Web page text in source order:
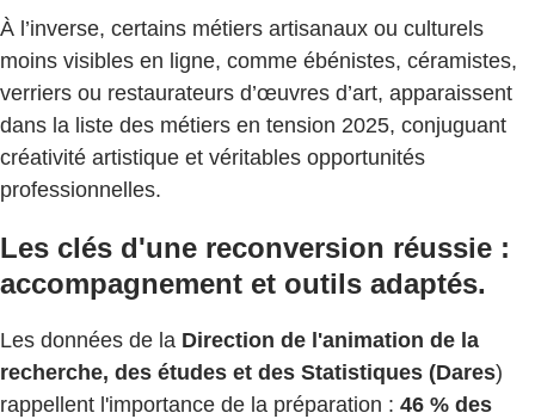
À l’inverse, certains métiers artisanaux ou culturels
moins visibles en ligne, comme ébénistes, céramistes,
verriers ou restaurateurs d’œuvres d’art, apparaissent
dans la liste des métiers en tension 2025, conjuguant
créativité artistique et véritables opportunités
professionnelles.
Les clés d'une reconversion réussie :
accompagnement et outils adaptés.
Les données de la Direction de l'animation de la
recherche, des études et des Statistiques (Dares)
rappellent l'importance de la préparation : 46 % des